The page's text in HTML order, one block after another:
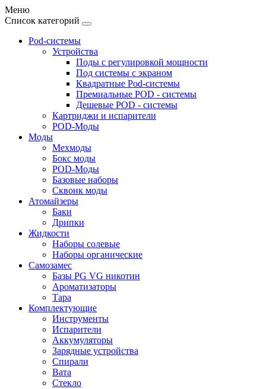
Меню
Список категорий
Pod-системы
Устройства
Поды с регулировкой мощности
Под системы с экраном
Квадратные Pod-системы
Премиальные POD - системы
Дешевые POD - системы
Картриджи и испарители
POD-Моды
Моды
Мехмоды
Бокс моды
POD-Моды
Базовые наборы
Сквонк моды
Атомайзеры
Баки
Дрипки
Жидкости
Наборы солевые
Наборы органические
Самозамес
Базы PG VG никотин
Ароматизаторы
Тара
Комплектующие
Инструменты
Испарители
Аккумуляторы
Зарядные устройства
Спирали
Вата
Стекло